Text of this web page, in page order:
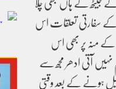
سفارتی تعلقات اس
منہ پر بھی اس
آتی ادھر مجھ سے
ہونے کے بعد وقتی